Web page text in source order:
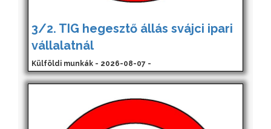
3/2. TIG hegesztő állás svájci ipari
vállalatnál
Külföldi munkák - 2026-08-07 -